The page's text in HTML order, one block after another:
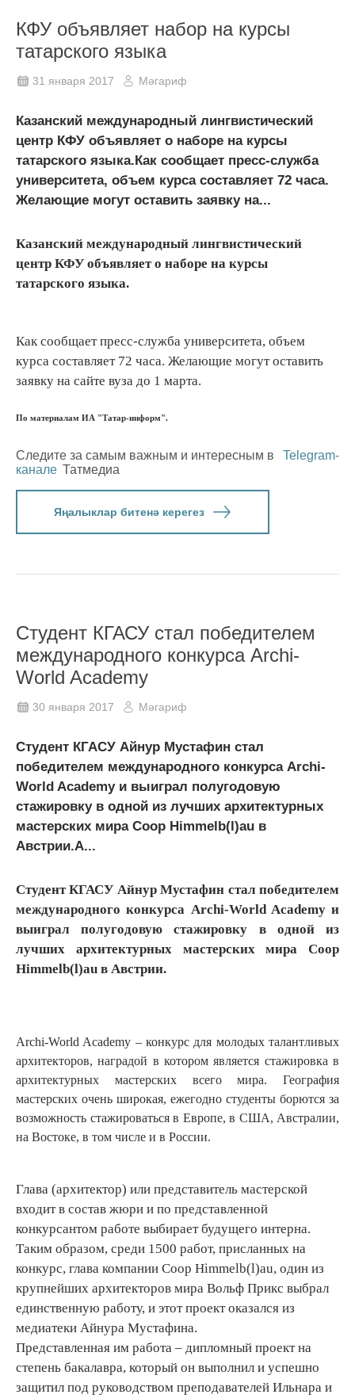
КФУ объявляет набор на курсы
татарского языка
31 января 2017 Мәгариф
Казанский международный лингвистический
центр КФУ объявляет о наборе на курсы
татарского языка.Как сообщает пресс-служба
университета, объем курса составляет 72 часа.
Желающие могут оставить заявку на...
Казанский международный лингвистический
центр КФУ объявляет о наборе на курсы
татарского языка.
Как сообщает пресс-служба университета, объем
курса составляет 72 часа. Желающие могут оставить
заявку на сайте вуза до 1 марта.
По материалам ИА "Татар-информ".
Следите за самым важным и интересным в
Telegram-
канале Татмедиа
Яңалыклар битенә керегез
Студент КГАСУ стал победителем
международного конкурса Archi-
World Academy
30 января 2017 Мәгариф
Студент КГАСУ Айнур Мустафин стал
победителем международного конкурса Archi-
World Academy и выиграл полугодовую
стажировку в одной из лучших архитектурных
мастерских мира Coop Himmelb(l)au в
Австрии.A...
Студент КГАСУ Айнур Мустафин стал победителем
международного конкурса Archi-World Academy и
выиграл полугодовую стажировку в одной из
лучших архитектурных мастерских мира Coop
Himmelb(l)au в Австрии.
Archi-World Academy – конкурс для молодых талантливых
архитекторов, наградой в котором является стажировка в
архитектурных мастерских всего мира. География
мастерских очень широкая, ежегодно студенты борются за
возможность стажироваться в Европе, в США, Австралии,
на Востоке, в том числе и в России.
Глава (архитектор) или представитель мастерской
входит в состав жюри и по представленной
конкурсантом работе выбирает будущего интерна.
Таким образом, среди 1500 работ, присланных на
конкурс, глава компании Coop Himmelb(l)au, один из
крупнейших архитекторов мира Вольф Прикс выбрал
единственную работу, и этот проект оказался из
медиатеки Айнура Мустафина.
Представленная им работа – дипломный проект на
степень бакалавра, который он выполнил и успешно
защитил под руководством преподавателей Ильнара и